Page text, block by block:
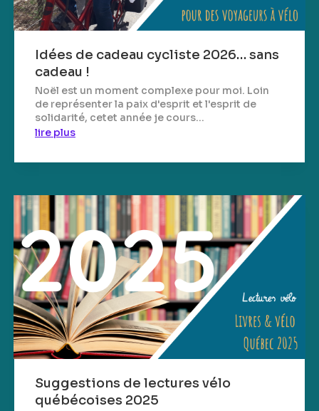
Idées de cadeau cycliste 2026… sans
cadeau !
Noël est un moment complexe pour moi. Loin
de représenter la paix d'esprit et l'esprit de
solidarité, cetet année je cours...
lire plus
Suggestions de lectures vélo
québécoises 2025